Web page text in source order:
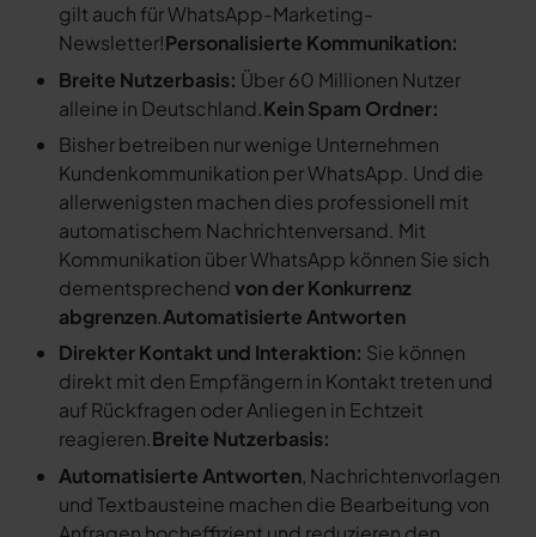
gilt auch für WhatsApp-Marketing-
Newsletter!Personalisierte Kommunikation:
Breite Nutzerbasis: Über 60 Millionen Nutzer
alleine in Deutschland.Kein Spam Ordner:
Bisher betreiben nur wenige Unternehmen
Kundenkommunikation per WhatsApp. Und die
allerwenigsten machen dies professionell mit
automatischem Nachrichtenversand. Mit
Kommunikation über WhatsApp können Sie sich
dementsprechendvon der Konkurrenz
abgrenzen.Automatisierte Antworten
Direkter Kontakt und Interaktion: Sie können
direkt mit den Empfängern in Kontakt treten und
auf Rückfragen oder Anliegen in Echtzeit
reagieren.Breite Nutzerbasis:
Automatisierte Antworten, Nachrichtenvorlagen
und Textbausteine machen die Bearbeitung von